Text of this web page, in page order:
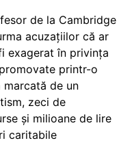
de la Cambridge
acuzațiilor că ar
exagerat în privința
printr-o
de un
zeci de
și milioane de lire
caritabile